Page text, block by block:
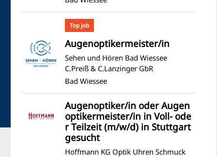
Top job
Augenoptikermeister/in
Sehen und Hören Bad Wiessee
C.Preiß & C.Lanzinger GbR
Bad Wiessee
Augenoptiker/in oder Augen
optikermeister/in in Voll- ode
r Teilzeit (m/w/d) in Stuttgart
gesucht
Hoffmann KG Optik Uhren Schmuck